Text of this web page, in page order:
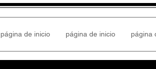
página de inicio página de inicio página